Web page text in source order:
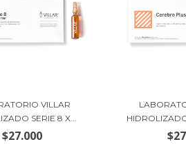
VILLAR
SERIE 8 X...
$27.000